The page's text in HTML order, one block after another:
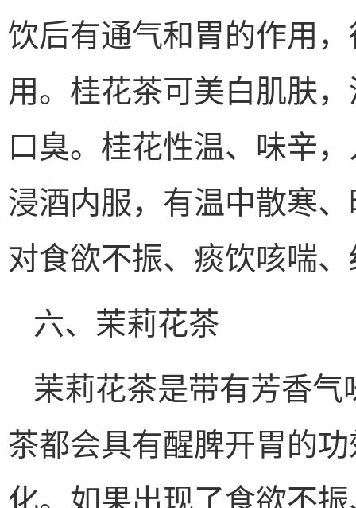
饮后有通气和胃的作用
用。桂花茶可美白肌肤
口臭。桂花性温、味辛
浸酒内服，有温中散寒
对食欲不振、痰饮咳喘
六、茉莉花茶
茉莉花茶是带有芳香
茶都会具有醒脾开胃的
化。如果出现了食欲不